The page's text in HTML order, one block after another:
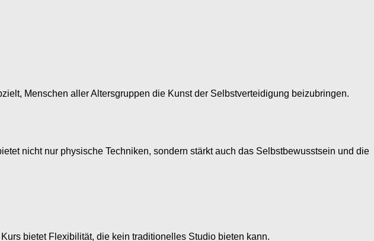
Menschen aller Altersgruppen die Kunst der Selbstverteidigung beizubringen.
nicht nur physische Techniken, sondern stärkt auch das Selbstbewusstsein und die
bietet Flexibilität, die kein traditionelles Studio bieten kann.